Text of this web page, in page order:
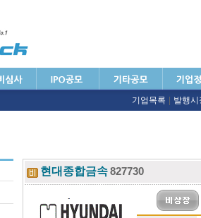
기업목록 발행
현대종합금속 827730